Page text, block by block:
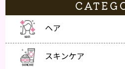
ヘア
スキンケア